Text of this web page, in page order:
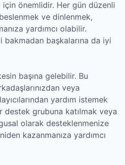
için önemlidir. Her gün düzenli
ve dinlenmek,
yardımcı olabilir.
bakmadan başkalarına da iyi
başına gelebilir. Bu
veya
yardım istemek
destek grubuna katılmak veya
olarak desteklenmenize
kazanmanıza yardımcı